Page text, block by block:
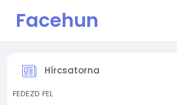
Facehun
Hírcsatorna
FEDEZD FEL